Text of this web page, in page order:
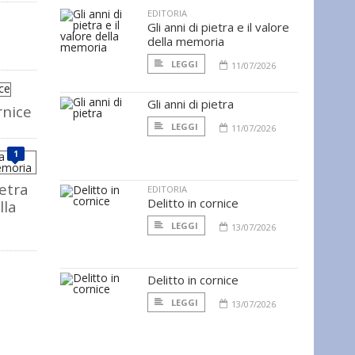
1
EDITORIA
Gli anni di pietra e il valore
della memoria
LEGGI 11/07/2026
Gli anni di pietra
LEGGI 11/07/2026
EDITORIA
Delitto in cornice
LEGGI 13/07/2026
Delitto in cornice
LEGGI 13/07/2026